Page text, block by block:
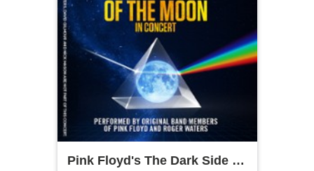
Pink Floyd's The Dark Side of